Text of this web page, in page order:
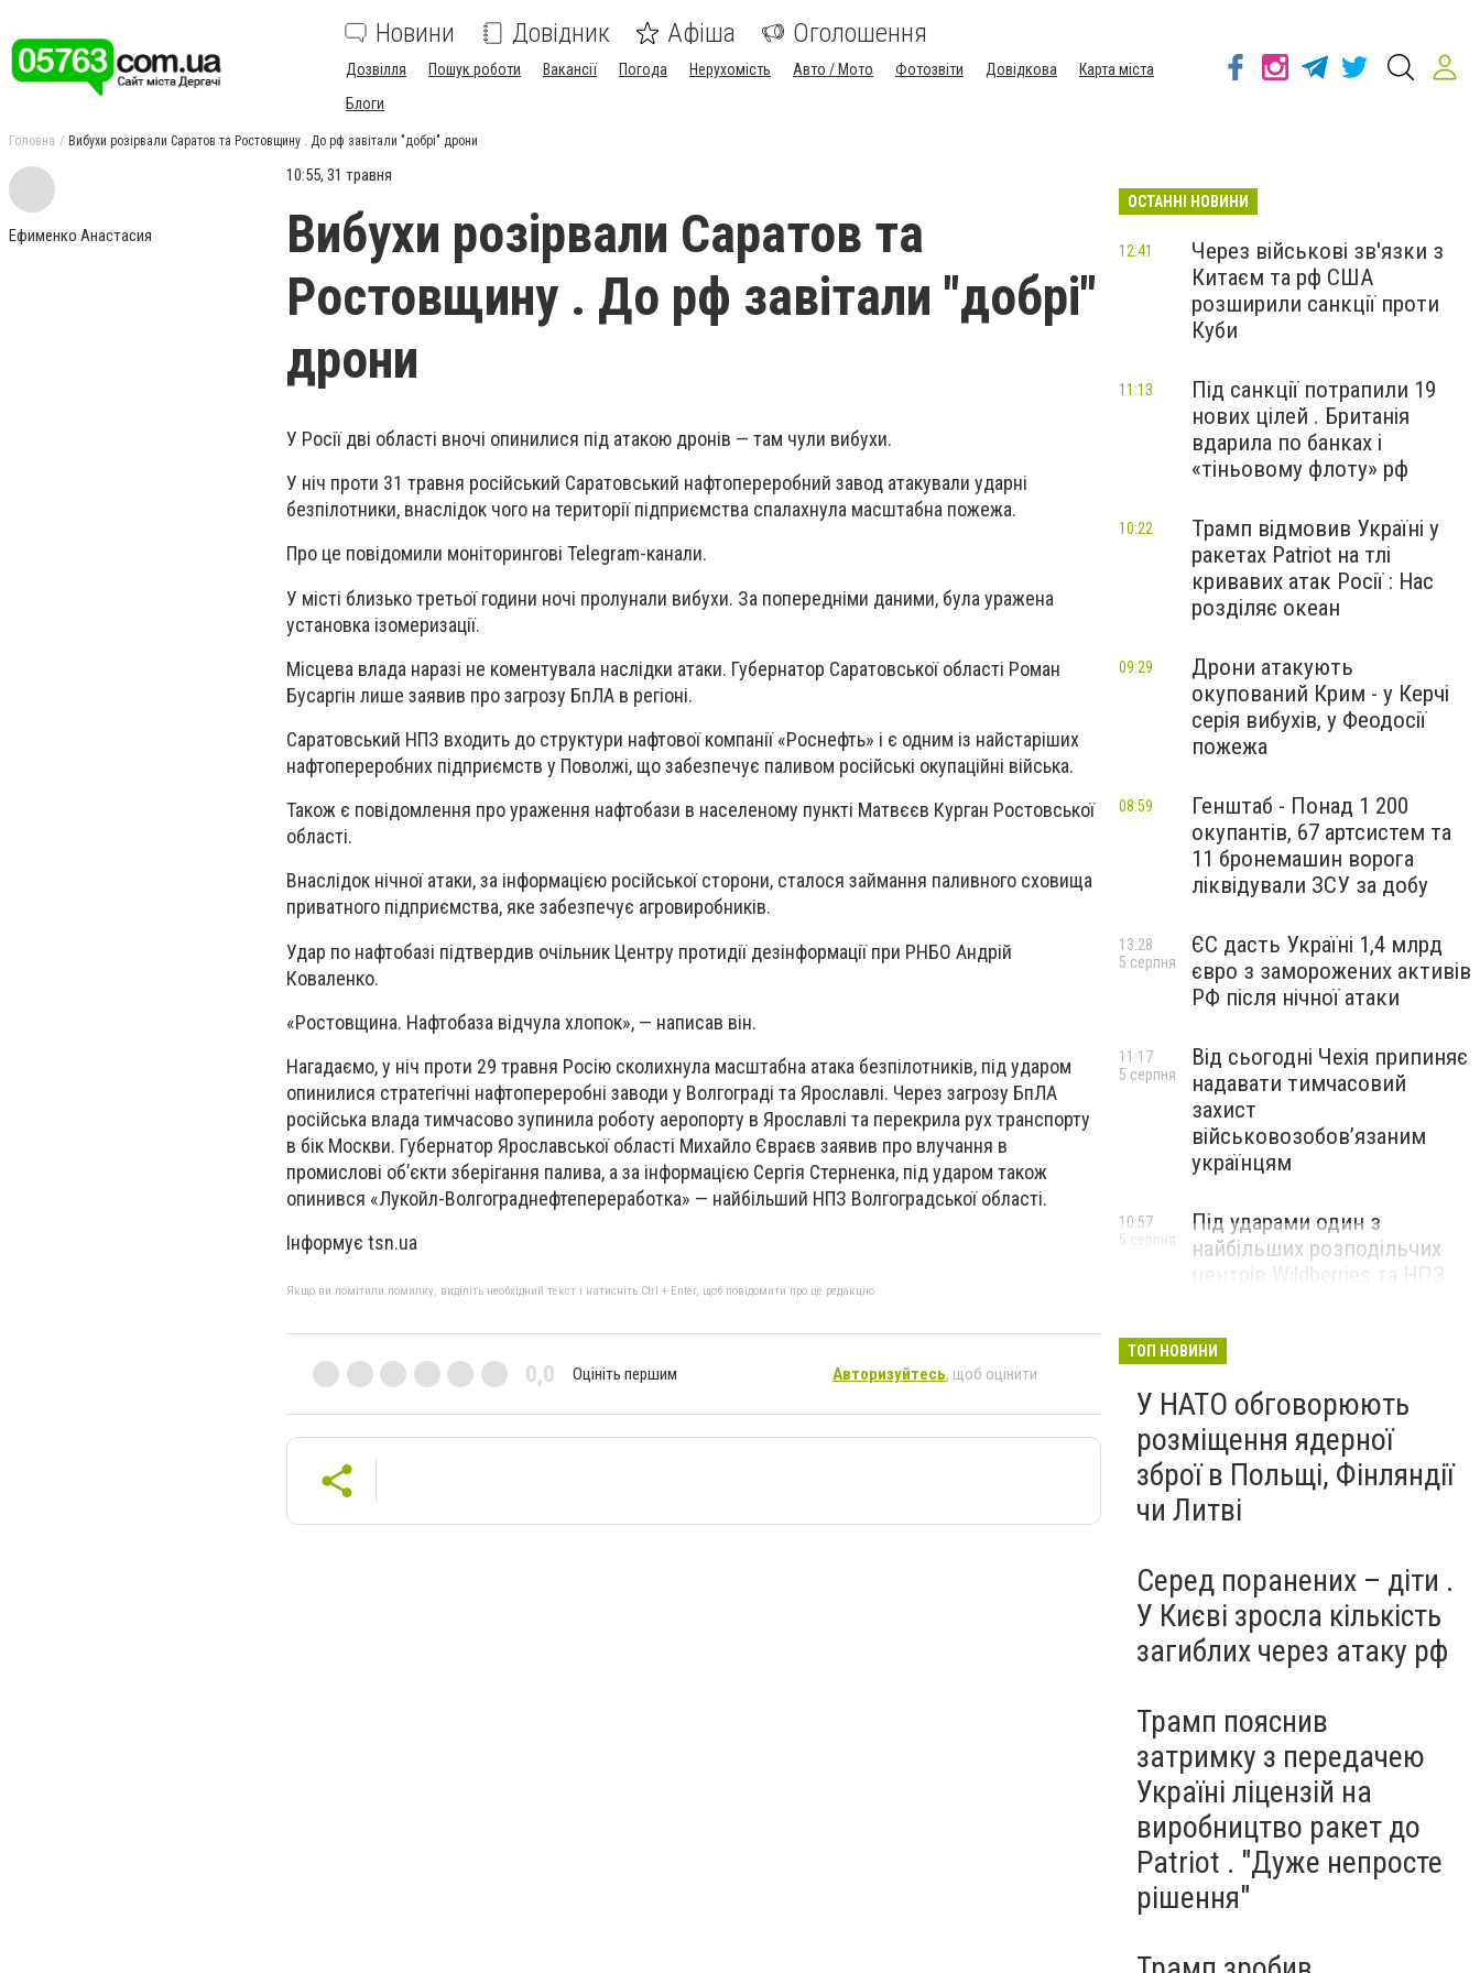
Новини Довідник Афіша Оголошення
Дозвілля Пошук роботи Вакансії Погода Нерухомість Авто / Мото Фотозвіти Довідкова
Карта міста
Блоги
Головна Вибухи розірвали Саратов та Ростовщину . До рф завітали "добрі" дрони
Ефименко Анастасия
10:55, 31 травня
Вибухи розірвали Саратов та
Ростовщину . До рф завітали "добрі"
дрони
У Росії дві області вночі опинилися під атакою дронів — там чули вибухи.
У ніч проти 31 травня російський Саратовський нафтопереробний завод атакували ударні
безпілотники, внаслідок чого на території підприємства спалахнула масштабна пожежа.
Про це повідомили моніторингові Telegram-канали.
У місті близько третьої години ночі пролунали вибухи. За попередніми даними, була уражена
установка ізомеризації.
Місцева влада наразі не коментувала наслідки атаки. Губернатор Саратовської області Роман
Бусаргін лише заявив про загрозу БпЛА в регіоні.
Саратовський НПЗ входить до структури нафтової компанії «Роснефть» і є одним із найстаріших
нафтопереробних підприємств у Поволжі, що забезпечує паливом російські окупаційні війська.
Також є повідомлення про ураження нафтобази в населеному пункті Матвєєв Курган Ростовської
області.
Внаслідок нічної атаки, за інформацією російської сторони, сталося займання паливного сховища
приватного підприємства, яке забезпечує агровиробників.
Удар по нафтобазі підтвердив очільник Центру протидії дезінформації при РНБО Андрій
Коваленко.
«Ростовщина. Нафтобаза відчула хлопок», — написав він.
Нагадаємо, у ніч проти 29 травня Росію сколихнула масштабна атака безпілотників, під ударом
опинилися стратегічні нафтопереробні заводи у Волгограді та Ярославлі. Через загрозу БпЛА
російська влада тимчасово зупинила роботу аеропорту в Ярославлі та перекрила рух транспорту
в бік Москви. Губернатор Ярославської області Михайло Євраєв заявив про влучання в
промислові об’єкти зберігання палива, а за інформацією Сергія Стерненка, під ударом також
опинився «Лукойл-Волгограднефтепереработка» — найбільший НПЗ Волгоградської області.
Інформує tsn.ua
Якщо ви помітили помилку, виділіть необхідний текст і натисніть Ctrl + Enter, щоб повідомити про це редакцію
0,0 Оцініть першим Авторизуйтесь, щоб оцінити
ОСТАННІ НОВИНИ
Через військові зв'язки з
Китаєм та рф США
розширили санкції проти
Куби
12:41
Під санкції потрапили 19
нових цілей . Британія
вдарила по банках і
«тіньовому флоту» рф
11:13
Трамп відмовив Україні у
ракетах Patriot на тлі
кривавих атак Росії : Нас
розділяє океан
10:22
Дрони атакують
окупований Крим - у Керчі
серія вибухів, у Феодосії
пожежа
09:29
Генштаб - Понад 1 200
окупантів, 67 артсистем та
11 бронемашин ворога
ліквідували ЗСУ за добу
08:59
ЄС дасть Україні 1,4 млрд
євро з заморожених активів
РФ після нічної атаки
13:28
5 серпня
Від сьогодні Чехія припиняє
надавати тимчасовий
захист
військовозобов’язаним
українцям
11:17
5 серпня
Під ударами один з
найбільших розподільчих
центрів Wildberries та НПЗ .
10:57
5 серпня
ТОП НОВИНИ
У НАТО обговорюють
розміщення ядерної
зброї в Польщі, Фінляндії
чи Литві
Серед поранених – діти .
У Києві зросла кількість
загиблих через атаку рф
Трамп пояснив
затримку з передачею
Україні ліцензій на
виробництво ракет до
Patriot . "Дуже непросте
рішення"